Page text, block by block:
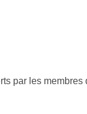
par les membres